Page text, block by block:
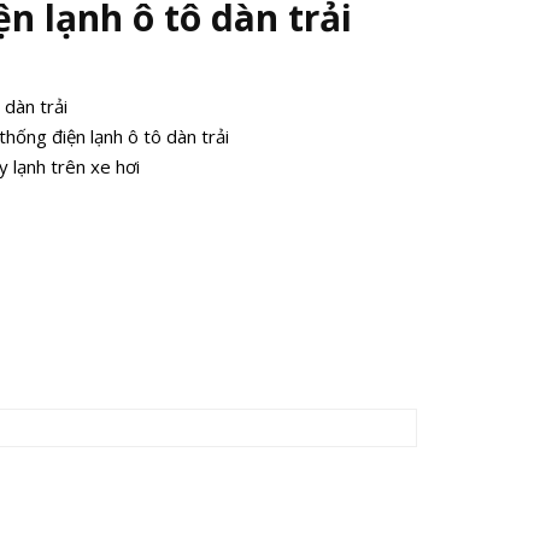
lạnh ô tô dàn trải
dàn trải
điện lạnh ô tô dàn trải
lạnh trên xe hơi